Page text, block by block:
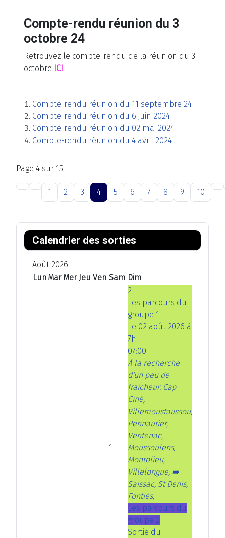
Compte-rendu réunion du 3
octobre 24
Retrouvez le compte-rendu de la réunion du 3
octobre ICI
Compte-rendu réunion du 11 septembre 24
Compte-rendu réunion du 6 juin 2024
Compte-rendu réunion du 02 mai 2024
Compte-rendu réunion du 4 avril 2024
Page 4 sur 15
1 2 3 4 5 6 7 8 9 10
Calendrier des sorties
A
n
é
e
M
o
s
p
A
n
é
e
M
o
s
s
Août 2026
Lun Mar Mer Jeu Ven Sam Dim
1
2
Les parcours du
groupe 1
Le 02 août 2026 à
7h
07:00
À la recherche
d'un peu de
fraicheur. Cap
Ciné,
Villemoustaussou,
Pennautier,
Ventenac,
Moussoulens,
Montolieu,
Villelongue, ➡️
Saissac, St Denis,
Fontiès,
Les parcours du
groupe 2
Sortie du